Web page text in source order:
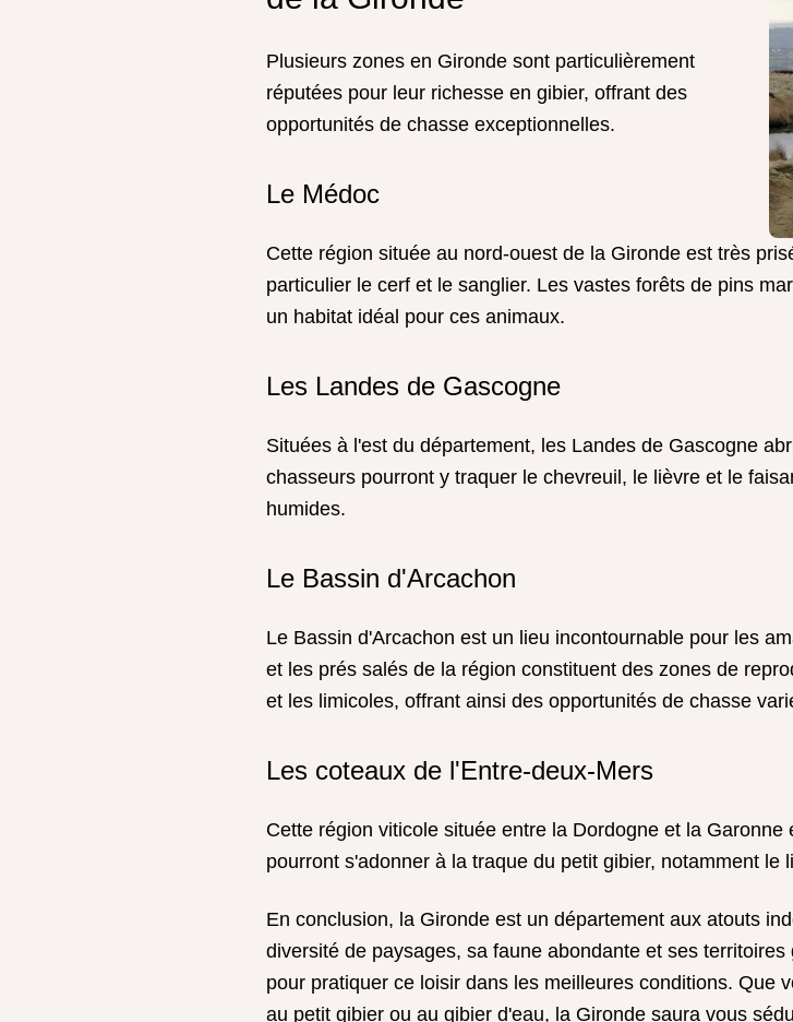
Plusieurs zones en Gironde sont particulièrement
réputées pour leur richesse en gibier, offrant des
opportunités de chasse exceptionnelles.
Le Médoc
Cette région située au nord-ouest de la Gironde est très
particulier le cerf et le sanglier. Les vastes forêts de pins
un habitat idéal pour ces animaux.
Les Landes de Gascogne
Situées à l'est du département, les Landes de Gascogne
chasseurs pourront y traquer le chevreuil, le lièvre et le
humides.
Le Bassin d'Arcachon
Le Bassin d'Arcachon est un lieu incontournable pour les
et les prés salés de la région constituent des zones de
et les limicoles, offrant ainsi des opportunités de chasse
Les coteaux de l'Entre-deux-Mers
Cette région viticole située entre la Dordogne et la
pourront s'adonner à la traque du petit gibier, notamment le
En conclusion, la Gironde est un département aux atouts
diversité de paysages, sa faune abondante et ses
pour pratiquer ce loisir dans les meilleures conditions. Que
au petit gibier ou au gibier d'eau, la Gironde saura vous